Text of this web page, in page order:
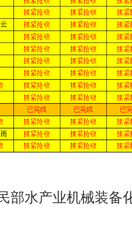
部水产业机械装备